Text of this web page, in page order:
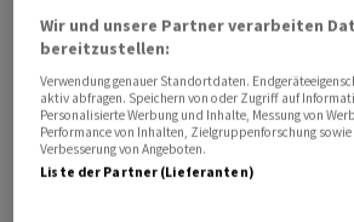
Viertel auf 300 Gigawattstunden
die Beschaffungskosten und entlaste
Endverbraucher, so die Elcom.
Zum letzten Mal ist in diesem Jahr
Winterreserveverordnung
Wir und unsere Partner verarbeiten
bereitzustellen:
Verwendung genauer Standortdaten.
aktiv abfragen. Speichern von oder Zugriff auf
Personalisierte Werbung und Inhalte, Messung von
Performance von Inhalten, Zielgruppenforschung
Verbesserung von Angeboten.
Liste der Partner (Lieferanten)